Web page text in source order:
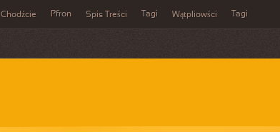
Chodźcie Pfron Spis Treści Tagi Wątpliowści Tagi